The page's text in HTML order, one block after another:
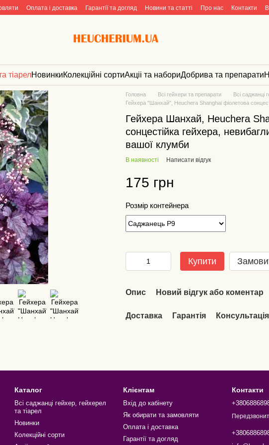
Оплата і доставка Гарантії та догляд Новини та статті Про нас Контакти
тіарелНовинкиКолекційні сортиАкціі та набориДобрива та препарати
Головна Всі гейхери та препарати Всі саджанці
Гейхера "Шанхай", Heuchera Shanghai фіолетова
Гейхера Шанхай, Heuchera
сонцестійка гейхера,
вашої клумби
В наявності Написати відгук
175 грн
Розмір контейнера
Купити
Опис Новий відгук або коментар
Доставка Гарантія Консультація
Каталог
Всі саджанці гейхер, гейхерел
та тіарел
Новинки
Колекційні сорти
Клієнтам
Вхід до кабінету
Як обирати та замовляти
Оплата і доставка
Гарантії та догляд
Контакти